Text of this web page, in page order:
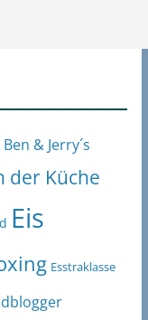
Ben & Jerry´s
der Küche
Eis
Esstraklasse